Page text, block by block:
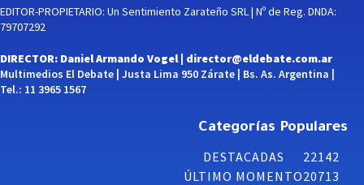
EDITOR-PROPIETARIO: Un Sentimiento Zarateño SRL | Nº de Reg. DNDA:
79707292
DIRECTOR: Daniel Armando Vogel | director@eldebate.com.ar
Multimedios El Debate | Justa Lima 950 Zárate | Bs. As. Argentina |
Tel.: 11 3965 1567
Categorías Populares
DESTACADAS
22142
ÚLTIMO MOMENTO20713